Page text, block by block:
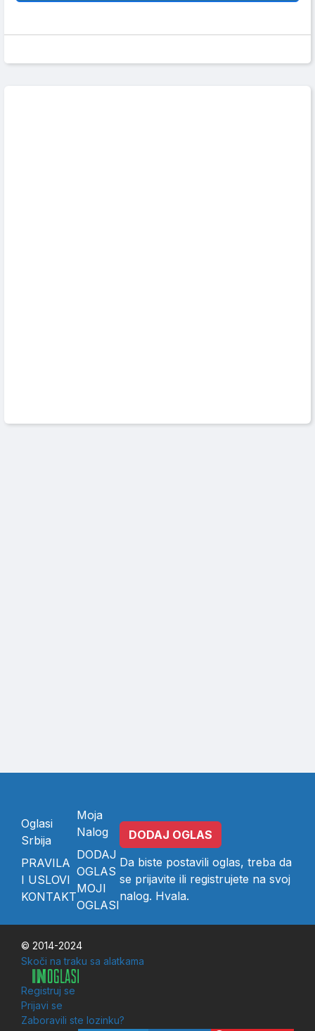
Oglasi
Srbija
PRAVILA
I USLOVI
KONTAKT
Moja
Nalog
DODAJ
OGLAS
MOJI
OGLASI
DODAJ OGLAS
Da biste postavili oglas, treba da
se prijavite ili registrujete na svoj
nalog. Hvala.
© 2014-2024
Skoči na traku sa alatkama
Registruj se
Prijavi se
Zaboravili ste lozinku?